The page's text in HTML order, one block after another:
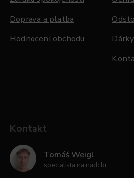
Doprava a platba
Hodnocení obchodu
Kontakt
Tomáš Weigl
specialista na nádobí